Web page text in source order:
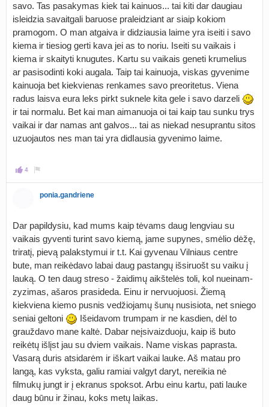
savo. Tas pasakymas kiek tai kainuos... tai kiti dar daugiau
isleidzia savaitgali baruose praleidziant ar siaip kokiom
pramogom. O man atgaiva ir didziausia laime yra iseiti i savo
kiema ir tiesiog gerti kava jei as to noriu. Iseiti su vaikais i
kiema ir skaityti knugutes. Kartu su vaikais geneti krumelius
ar pasisodinti koki augala. Taip tai kainuoja, viskas gyvenime
kainuoja bet kiekvienas renkames savo preoritetus. Viena
radus laisva eura leks pirkt suknele kita gele i savo darzeli
ir tai normalu. Bet kai man aimanuoja oi tai kaip tau sunku trys
vaikai ir dar namas ant galvos... tai as niekad nesuprantu sitos
uzuojautos nes man tai yra didIausia gyvenimo laime.
4
ponia.gandriene
Dar papildysiu, kad mums kaip tėvams daug lengviau su
vaikais gyventi turint savo kiemą, jame supynes, smėlio dėžę,
triratį, pievą palakstymui ir t.t. Kai gyvenau Vilniaus centre
bute, man reikėdavo labai daug pastangų išsiruošt su vaiku į
lauką. O ten daug streso - žaidimų aikštelės toli, kol nueinam-
zyzimas, ašaros prasideda. Einu ir nervuojuosi. Žiemą
kiekviena kiemo pusnis vedžiojamų šunų nusisiota, net sniego
seniai geltoni
Išeidavom trumpam ir ne kasdien, dėl to
grauždavo mane kaltė. Dabar neįsivaizduoju, kaip iš buto
reikėtų išlįst jau su dviem vaikais. Name viskas paprasta.
Vasarą duris atsidarėm ir iškart vaikai lauke. Aš matau pro
langą, kas vyksta, galiu ramiai valgyt daryt, nereikia nė
filmukų jungt ir į ekranus spoksot. Arbu einu kartu, pati lauke
daug būnu ir žinau, koks metų laikas.